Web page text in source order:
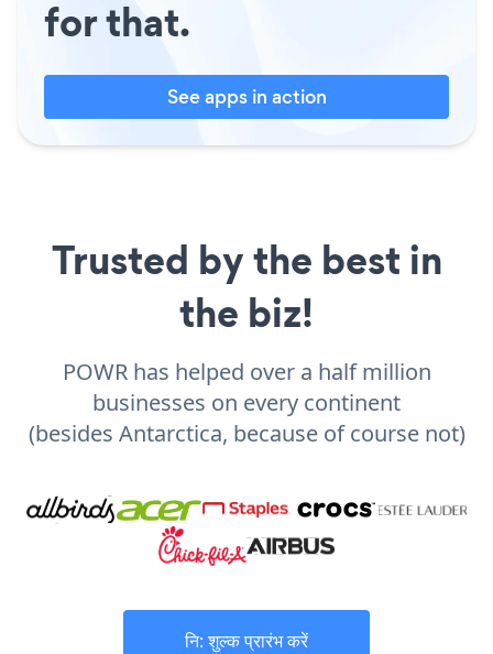
for that.
See apps in action
Trusted by the best in
the biz!
POWR has helped over a half million
businesses on every continent
(besides Antarctica, because of course not)
नि: शुल्क प्रारंभ करें